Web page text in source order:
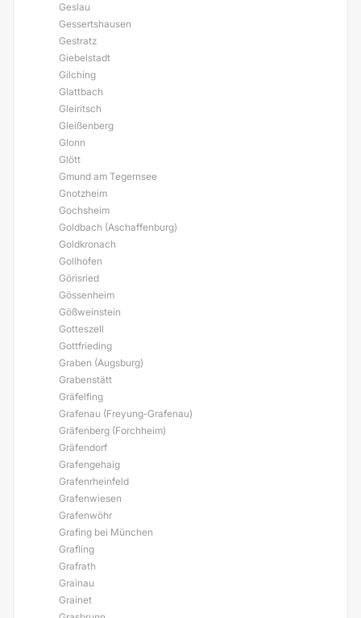
Geslau
Gessertshausen
Gestratz
Giebelstadt
Gilching
Glattbach
Gleiritsch
Gleißenberg
Glonn
Glött
Gmund am Tegernsee
Gnotzheim
Gochsheim
Goldbach (Aschaffenburg)
Goldkronach
Gollhofen
Görisried
Gössenheim
Gößweinstein
Gotteszell
Gottfrieding
Graben (Augsburg)
Grabenstätt
Gräfelfing
Grafenau (Freyung-Grafenau)
Gräfenberg (Forchheim)
Gräfendorf
Grafengehaig
Grafenrheinfeld
Grafenwiesen
Grafenwöhr
Grafing bei München
Grafling
Grafrath
Grainau
Grainet